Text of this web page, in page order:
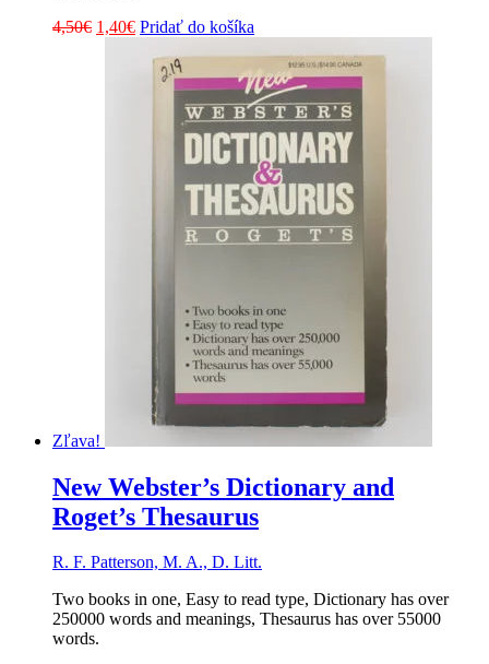
4,50€ Pôvodná
1,40€Aktuálna
1,40€.
Pridať do košíka
Zľava!
New Webster’s Dictionary and
Roget’s Thesaurus
R. F. Patterson, M. A., D. Litt.
Two books in one, Easy to read type, Dictionary has over
250000 words and meanings, Thesaurus has over 55000
words.